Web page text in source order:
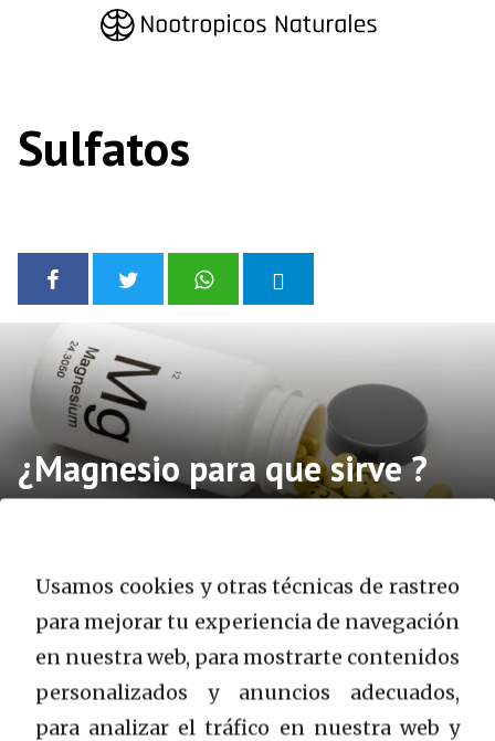
Sulfatos
¿Magnesio para que sirve ?
¿Que es el triptófano?
Usamos cookies y otras técnicas de rastreo
para mejorar tu experiencia de navegación
en nuestra web, para mostrarte contenidos
personalizados y anuncios adecuados,
para analizar el tráfico en nuestra web y